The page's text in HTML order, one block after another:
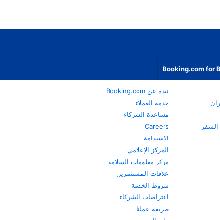
Booking.com for
نبذة عن Booking.com
خدمة العملاء
مساعدة الشركاء
Careers
الاستدامة
المركز الإعلامي
مركز معلومات السلامة
علاقات المستثمرين
شروط الخدمة
اعتراضات الشركاء
طريقة عملنا